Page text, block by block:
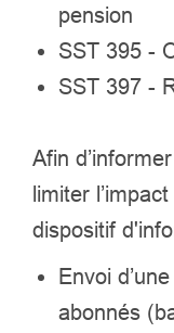
pension
SST 395 -
SST 397 -
Afin
limiter
dispositif
Envoi
abonnés